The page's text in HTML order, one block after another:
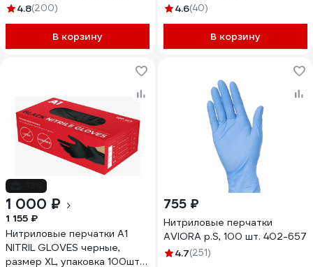
0,15мм Jeta Safety
4.8(200)
В корзину
4.6(40)
В корзину
1 000 ₽
1 155 ₽
Нитриловые перчатки А1
NITRIL GLOVES черные,
размер XL, упаковка 100шт
755 ₽
Нитриловые перчатки
AVIORA р.S, 100 шт. 402-657
4.7(251)